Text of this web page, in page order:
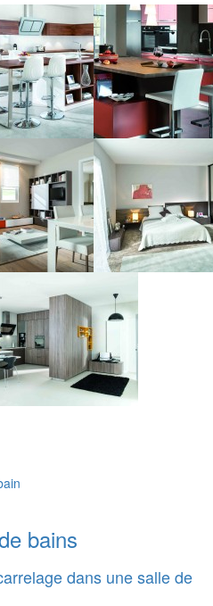
bains
dans une salle de